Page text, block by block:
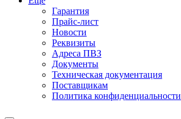
Гарантия
Прайс-лист
Новости
Реквизиты
Адреса ПВЗ
Документы
Техническая документация
Поставщикам
Политика конфиденциальности